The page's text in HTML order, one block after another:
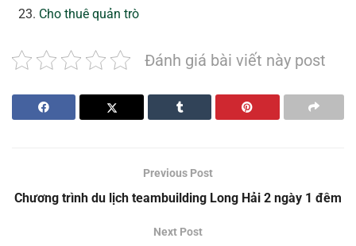
Cho thuê quản trò
Đánh giá bài viết này post
Previous Post
Chương trình du lịch teambuilding Long Hải 2 ngày 1 đêm
Next Post